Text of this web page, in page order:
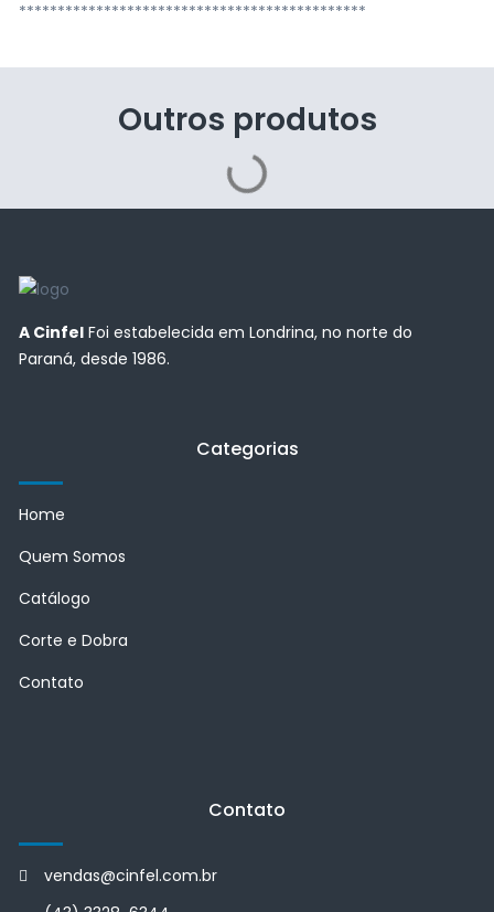
*********************************************
Outros produtos
A Cinfel Foi estabelecida em Londrina, no norte do
Paraná, desde 1986.
Categorias
Home
Quem Somos
Catálogo
Corte e Dobra
Contato
Contato
vendas@cinfel.com.br